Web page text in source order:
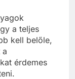
a teljes
kell belőle,
a
érdemes